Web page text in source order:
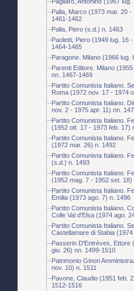
Palla, Marco (1973 mar. 20 -
1461-1462
Palla, Piero (s.d.) n. 1463
Paoletti, Piero (1949 lug. 16
1464-1465
Paragone. Milano (1966 lug.
Parenti Editore. Milano
nn. 1467-1469
Partito Comunista Italiano.
Roma (1972 nov. 17 - 1974
Partito Comunista Italiano.
nov. 2 - 1975 apr. 11) nn.
Partito Comunista Italiano.
(1952 ott. 17 - 1973 feb. 17)
Partito Comunista Italiano.
(1972 mar. 26) n. 1492
Partito Comunista Italiano.
(s.d.) n. 1493
Partito Comunista Italiano.
(1952 mag. 7 - 1952 set. 18)
Partito Comunista Italiano.
Emilia (1973 ago. 7) n. 1496
Partito Comunista Italiano.
Colle Val d'Elsa (1974 ago.
Partito Comunista Italiano.
Castellamare di Stabia
Passerin D'Entrèves, Ettore
giu. 26) nn. 1499-1510
Patrimonio Ginori
nov. 10) n. 1511
Pavone, Claudio (1951 feb.
1512-1516